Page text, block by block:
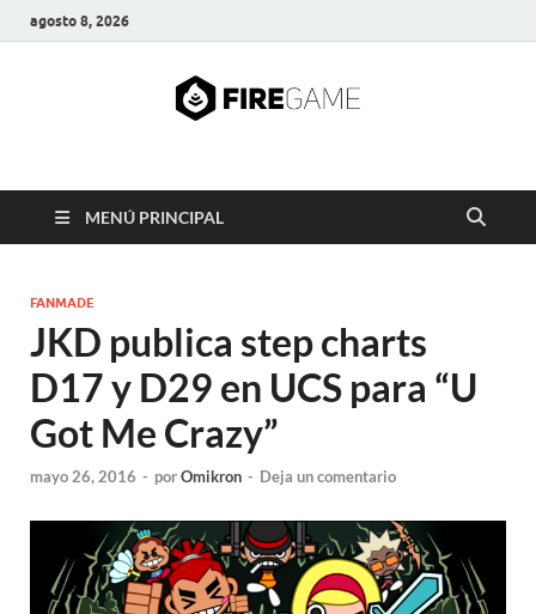
agosto 8, 2026
FIRE GAME
MENÚ PRINCIPAL
FANMADE
JKD publica step charts
D17 y D29 en UCS para “U
Got Me Crazy”
mayo 26, 2016 - porOmikron - Deja un comentario